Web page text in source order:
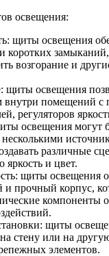
освещения:
щиты освещения
коротких
возгорание и
щиты освещения
внутри помещений
регуляторов
освещения могут
различные
яркость и цвет.
щиты освещения
и прочный корпус,
компоненты
щиты
стену или на
элементов.